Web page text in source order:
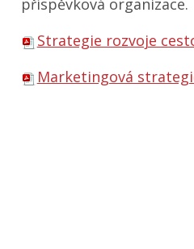
příspěvková organizace.
Strategie rozvoje
Marketingová